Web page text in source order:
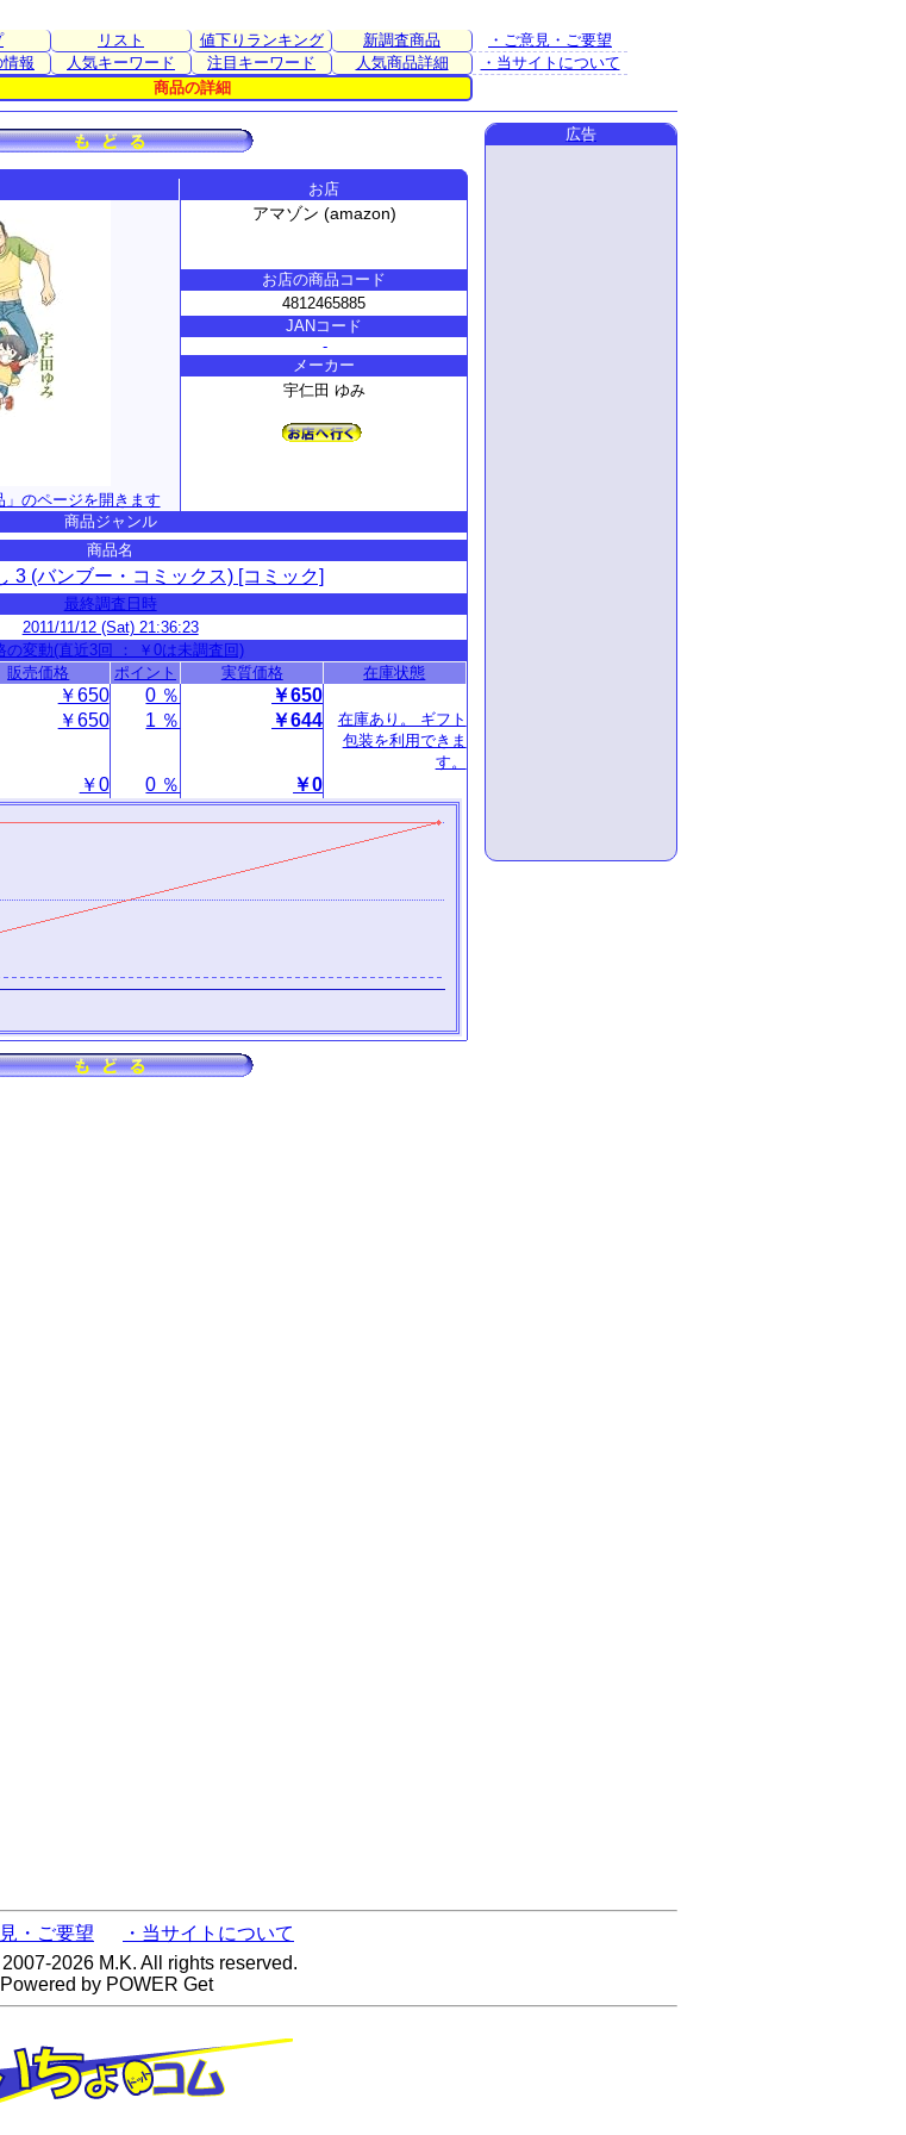
リスト 値下りランキング
新調査商品
報
人気キーワード 注目キーワード
人気商品詳細
商品の詳細
・ご意見・ご要望
・当サイトについて
のページを開きます
お店
アマゾン (amazon)
お店の商品コード
4812465885
JANコード
-
メーカー
宇仁田 ゆみ
商品ジャンル
商品名
3 (バンブー・コミックス) [コミック]
最終調査日時
2011/11/12 (Sat) 21:36:23
の変動(直近3回 ： ￥0は未調査回)
販売価格 ポイント 実質価格
在庫状態
￥650 0 ％ ￥650
￥650 1 ％ ￥644
在庫あり。 ギフト
包装を利用できま
す。
￥0 0 ％ ￥0
広告
・ご要望
・当サイトについて
2026 M.K. All rights reserved.
Powered by POWER Get